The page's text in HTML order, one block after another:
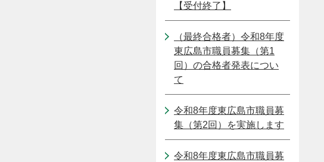
【受付終了】
（最終合格者）令和8年度
東広島市職員募集（第1
回）の合格者発表につい
て
令和8年度東広島市職員募
集（第2回）を実施します
令和8年度東広島市職員募